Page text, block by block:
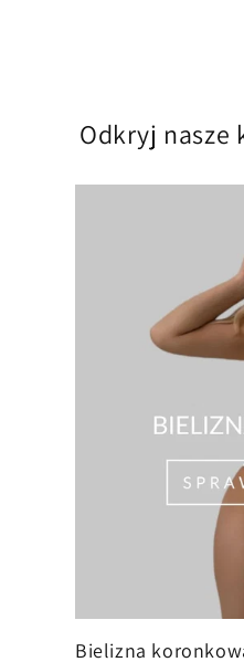
Odkryj nasze
Bielizna